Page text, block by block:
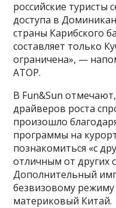
российские туристы
доступа в
страны Карибского
составляет только
ограничена», —
АТОР.
В Fun&Sun
драйверов роста
произошло
программы на
познакомиться «с
отличным от других
Дополнительный
безвизовому режиму
материковый Китай.